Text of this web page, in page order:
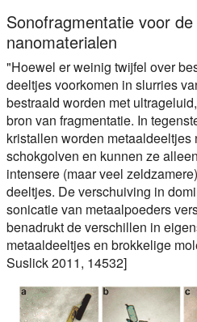
Sonofragmentatie voor
nanomaterialen
"Hoewel er weinig twijfel over
deeltjes voorkomen in slurries
bestraald worden met
bron van fragmentatie. In
kristallen worden
schokgolven en kunnen ze
intensere (maar veel
deeltjes. De verschuiving in
sonicatie van metaalpoeders
benadrukt de verschillen in
metaaldeeltjes en brokkelige
Suslick 2011, 14532]